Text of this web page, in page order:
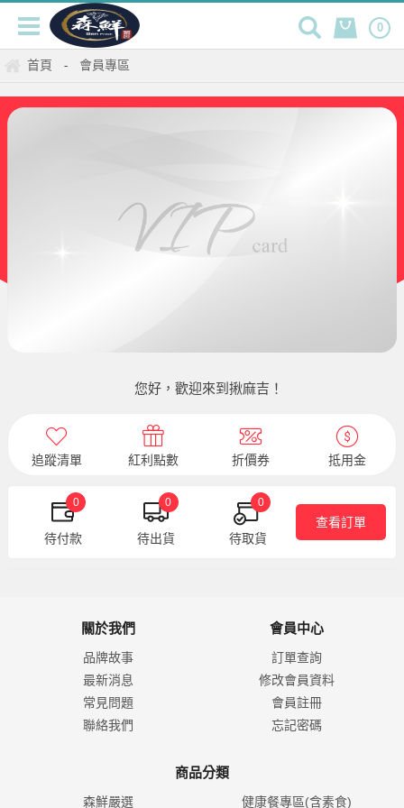
0
首頁 - 會員專區
您好，歡迎來到揪麻吉！
追蹤清單 紅利點數 折價券 抵用金
0
待付款
0
待出貨
0
待取貨
查看訂單
關於我們
品牌故事
最新消息
常見問題
聯絡我們
會員中心
訂單查詢
修改會員資料
會員註冊
忘記密碼
商品分類
森鮮嚴選 健康餐專區(含素食)